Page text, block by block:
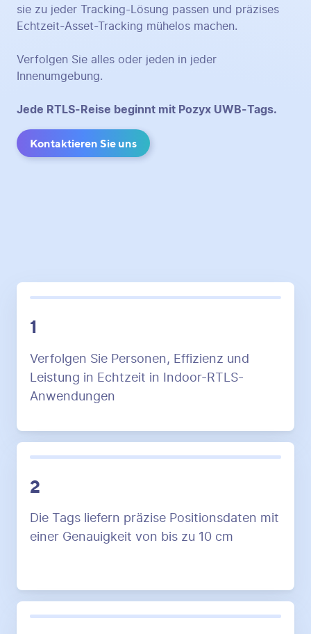
sie zu jeder Tracking-Lösung passen und präzises
Echtzeit-Asset-Tracking mühelos machen.
Verfolgen Sie alles oder jeden in jeder
Innenumgebung.
Jede RTLS-Reise beginnt mit Pozyx UWB-Tags.
Kontaktieren Sie uns
1
Verfolgen Sie Personen, Effizienz und
Leistung in Echtzeit in Indoor-RTLS-
Anwendungen
2
Die Tags liefern präzise Positionsdaten mit
einer Genauigkeit von bis zu 10 cm